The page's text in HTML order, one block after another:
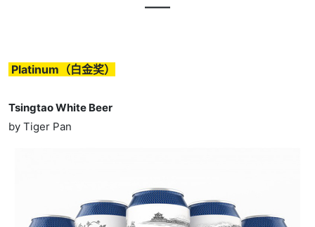
——
Platinum（白金奖）
Tsingtao White Beer
by Tiger Pan